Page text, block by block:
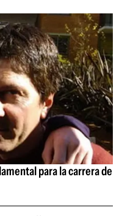
para la carrera de